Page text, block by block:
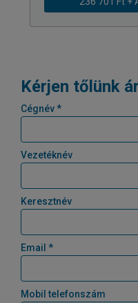
Kérjen tőlünk
Cégnév *
Vezetéknév
Keresztnév
Email *
Mobil telefonszám